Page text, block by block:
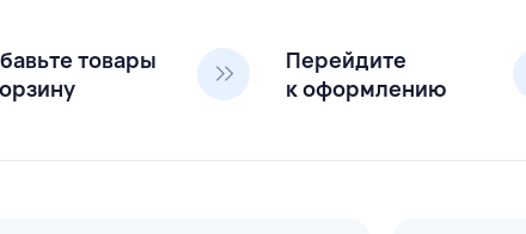
товары
Перейдите
к оформлению